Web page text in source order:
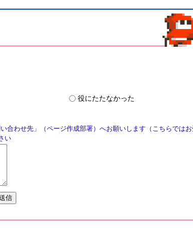
役にたたなかった
合わせ先」（ページ作成部署）へお願いします（こちらでは
い